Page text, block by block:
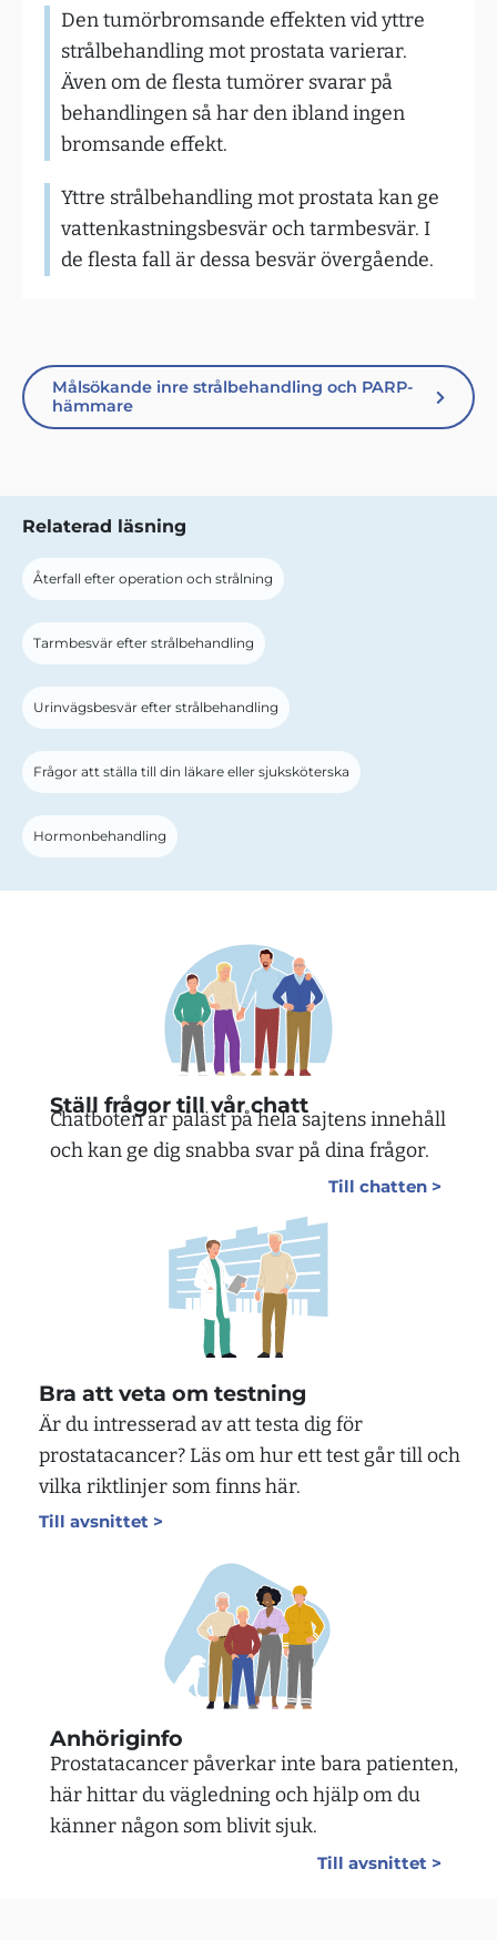
Den tumörbromsande effekten vid yttre
strålbehandling mot prostata varierar.
Även om de flesta tumörer svarar på
behandlingen så har den ibland ingen
bromsande effekt.
Yttre strålbehandling mot prostata kan ge
vattenkastningsbesvär och tarmbesvär. I
de flesta fall är dessa besvär övergående.
Målsökande inre strålbehandling och PARP-
hämmare
Relaterad läsning
Återfall efter operation och strålning
Tarmbesvär efter strålbehandling
Urinvägsbesvär efter strålbehandling
Frågor att ställa till din läkare eller sjuksköterska
Hormonbehandling
Ställ frågor till vår chatt
Chatboten är påläst på hela sajtens innehåll
och kan ge dig snabba svar på dina frågor.
Till chatten >
Bra att veta om testning
Är du intresserad av att testa dig för
prostatacancer? Läs om hur ett test går till och
vilka riktlinjer som finns här.
Till avsnittet >
Anhöriginfo
Prostatacancer påverkar inte bara patienten,
här hittar du vägledning och hjälp om du
känner någon som blivit sjuk.
Till avsnittet >